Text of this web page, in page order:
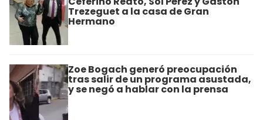
Trezeguet a la casa de Gran
Hermano
Zoe Bogach generó preocupación
tras salir de un programa asustada,
y se negó a hablar con la prensa